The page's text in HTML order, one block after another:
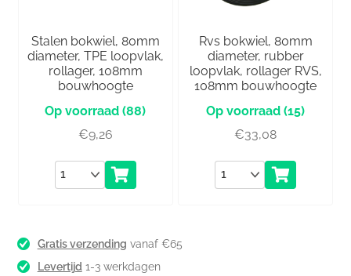
Stalen bokwiel, 80mm
diameter, TPE loopvlak,
rollager, 108mm
bouwhoogte
(88)
€9,26
Aantal
Rvs bokwiel, 80mm
diameter, rubber
loopvlak, rollager RVS,
108mm bouwhoogte
(15)
€33,08
Aantal
Gratis verzending vanaf €65
Levertijd1-3 werkdagen